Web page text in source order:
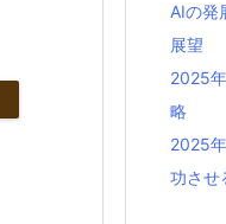
AIの発
展望
2025
略
2025
功させ